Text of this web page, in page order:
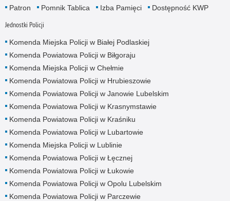
Patron
Pomnik Tablica Izba Pamięci Dostępność KWP
Jednostki Policji
Komenda Miejska Policji w Białej Podlaskiej
Komenda Powiatowa Policji w Biłgoraju
Komenda Miejska Policji w Chełmie
Komenda Powiatowa Policji w Hrubieszowie
Komenda Powiatowa Policji w Janowie Lubelskim
Komenda Powiatowa Policji w Krasnymstawie
Komenda Powiatowa Policji w Kraśniku
Komenda Powiatowa Policji w Lubartowie
Komenda Miejska Policji w Lublinie
Komenda Powiatowa Policji w Łęcznej
Komenda Powiatowa Policji w Łukowie
Komenda Powiatowa Policji w Opolu Lubelskim
Komenda Powiatowa Policji w Parczewie